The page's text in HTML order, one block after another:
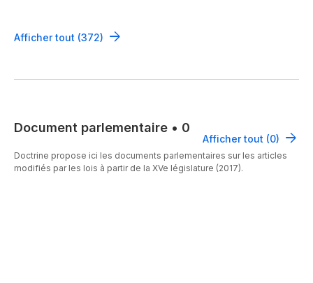
Afficher tout (372)
Document parlementaire • 0
Afficher tout (0)
Doctrine propose ici les documents parlementaires sur les articles
modifiés par les lois à partir de la XVe législature (2017).